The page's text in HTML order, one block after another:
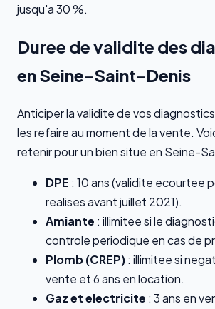
jusqu'a 30 %.
Duree de validite des
en Seine-Saint-Denis
Anticiper la validite de vos
les refaire au moment de la vente.
retenir pour un bien situe en Seine-
DPE : 10 ans (validite ecourtee
realises avant juillet 2021).
Amiante : illimitee si le
controle periodique en cas de
Plomb (CREP): illimitee si
vente et 6 ans en location.
Gaz et electricite : 3 ans en